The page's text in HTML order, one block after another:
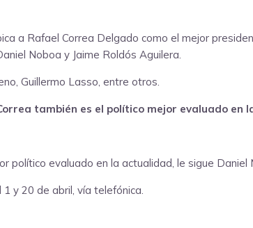
a Rafael Correa Delgado como el mejor
Noboa y Jaime Roldós Aguilera.
Guillermo Lasso, entre otros.
también es el político mejor evaluado en
político evaluado en la actualidad, le sigue Daniel
y 20 de abril, vía telefónica.